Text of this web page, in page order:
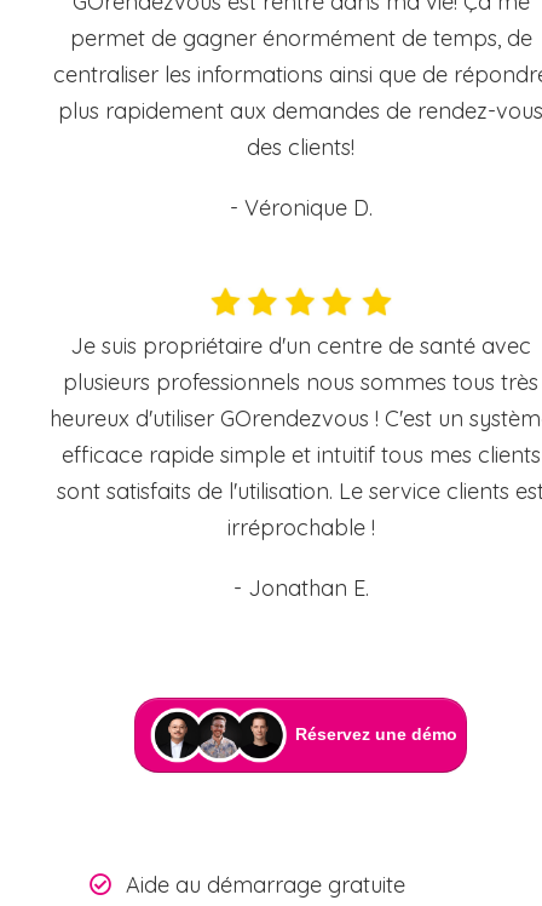
permet de gagner énormément de temps, de
centraliser les informations ainsi que de
plus rapidement aux demandes de rendez-vous
des clients!
- Véronique D.
Je suis propriétaire d'un centre de santé avec
plusieurs professionnels nous sommes tous très
heureux d'utiliser GOrendezvous ! C'est un
efficace rapide simple et intuitif tous mes clients
sont satisfaits de l'utilisation. Le service clients
irréprochable !
- Jonathan E.
Aide au démarrage gratuite